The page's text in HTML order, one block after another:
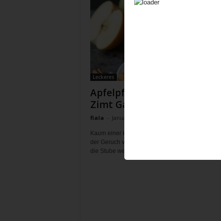
Leckeres
Apfelpfannkuchen mit Apfel-
Zimt Garnierung
fiala - Januar 31, 2020
Kaum einer kann der Verführung widerstehen,
der Geruch von Eierpfannkuchen, Apfel und Zimt
die Stube weht. Lasst euch verführen! Das Rezept